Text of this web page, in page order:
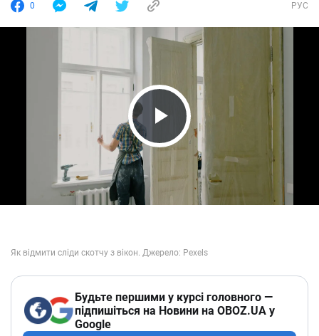
0 РУС
Play Video
Будьте першими у курсі головного —
підпишіться на Новини на OBOZ.UA у
Google